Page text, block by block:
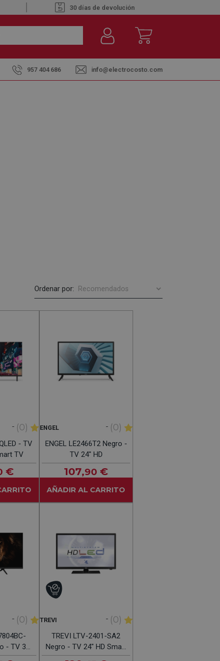
30 días de devolución
957 404 686 info@electrocosto.com
Ordenar por:
- (0)
- TV
TV
€
ENGEL - (0)
ENGEL LE2466T2 Negro -
TV 24" HD
107,90 €
AÑADIR AL CARRITO
- (0)
- TV 32"
TREVI - (0)
TREVI LTV-2401-SA2
Negro - TV 24" HD Smart
TV